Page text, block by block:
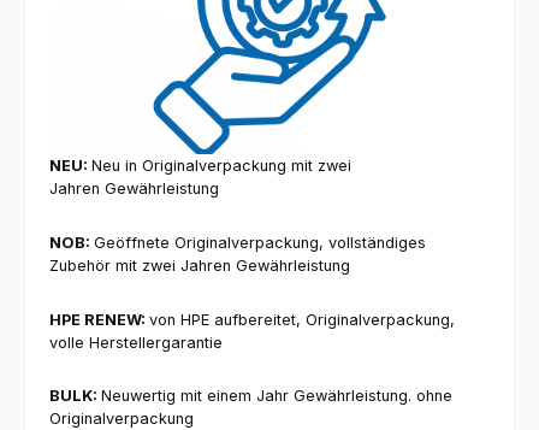
NEU: Neu in Originalverpackung mit zwei
Jahren Gewährleistung
NOB: Geöffnete Originalverpackung, vollständiges
Zubehör mit zwei Jahren Gewährleistung
HPE RENEW: von HPE aufbereitet, Originalverpackung,
volle Herstellergarantie
BULK: Neuwertig mit einem Jahr Gewährleistung. ohne
Originalverpackung